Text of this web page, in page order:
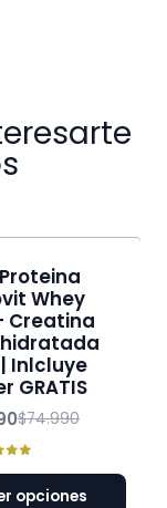
Whey
Creatina
Inlcluye
GRATIS
$74.990
opciones